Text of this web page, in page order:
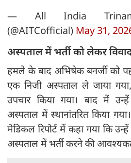
— All India
(@AITCofficial) May 31,
अस्पताल में भर्ती को लेकर
हमले के बाद अभिषेक बनर्जी को
एक निजी अस्पताल ले जाया
उपचार किया गया। बाद में
अस्पताल में स्थानांतरित किया
मेडिकल रिपोर्ट में कहा गया कि
अस्पताल में भर्ती करने की